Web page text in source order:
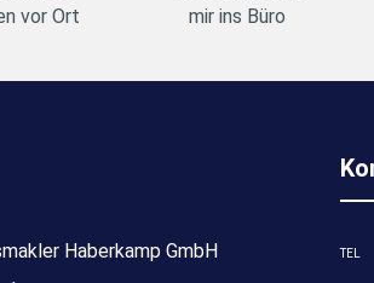
vor Ort
mir ins Büro
Haberkamp GmbH
TEL